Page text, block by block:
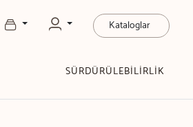
Kataloglar
SÜRDÜRÜLEBİLİRLİK